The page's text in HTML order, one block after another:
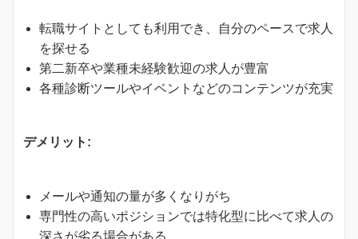
転職サイトとしても利用でき、自分のペースで求人
を探せる
第二新卒や業種未経験歓迎の求人が豊富
各種診断ツールやイベントなどのコンテンツが充実
デメリット:
メールや通知の量が多くなりがち
専門性の高いポジションでは特化型に比べて求人の